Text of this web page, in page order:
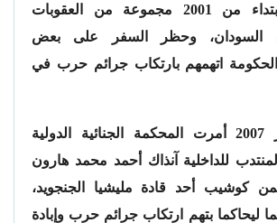
مجلس الأمن ابتداء من 2001 مجموعة من العقوبات
السودان، وحظر السفر على بعض
اتهمهم بارتكاب جرائم حرب في
وفي مارس/آذار 2007 أمرت المحكمة الجنائية الدولية
للداخلية آنذاك أحمد محمد هارون
كوشيب أحد قادة مليشيا الجنجويد،
ليحاكما بتهم ارتكاب جرائم حرب وإبادة